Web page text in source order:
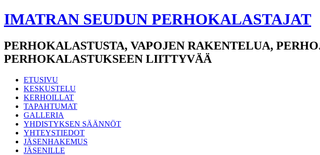
IMATRAN SEUDUN PERHOKALASTAJAT
PERHOKALASTUSTA, VAPOJEN RAKENTELUA,
PERHOKALASTUKSEEN LIITTYVÄÄ
ETUSIVU
KESKUSTELU
KERHOILLAT
TAPAHTUMAT
GALLERIA
YHDISTYKSEN SÄÄNNÖT
YHTEYSTIEDOT
JÄSENHAKEMUS
JÄSENILLE